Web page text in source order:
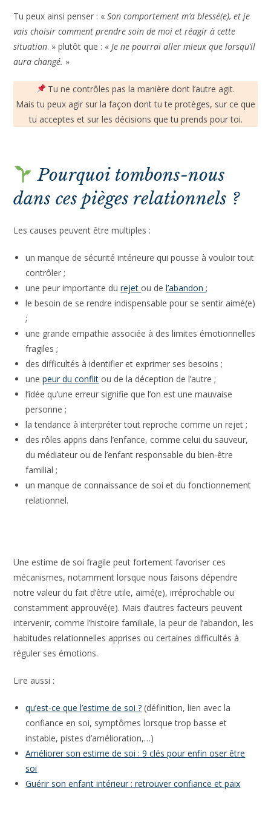
Tu peux ainsi penser : «Son comportement m’a blessé(e), et je
vais choisir comment prendre soin de moi et réagir à cette
situation. » plutôt que : «Je ne pourrai aller mieux que lorsqu’il
aura changé. »
Tu ne contrôles pas la manière dont l’autre agit.
Mais tu peux agir sur la façon dont tu te protèges, sur ce que
tu acceptes et sur les décisions que tu prends pour toi.
Pourquoi tombons-nous
dans ces pièges relationnels ?
Les causes peuvent être multiples :
un manque de sécurité intérieure qui pousse à vouloir tout
contrôler ;
une peur importante durejetou del’abandon;
le besoin de se rendre indispensable pour se sentir aimé(e)
;
une grande empathie associée à des limites émotionnelles
fragiles ;
des difficultés à identifier et exprimer ses besoins ;
unepeur du conflit ou de la déception de l’autre ;
l’idée qu’une erreur signifie que l’on est une mauvaise
personne ;
la tendance à interpréter tout reproche comme un rejet ;
des rôles appris dans l’enfance, comme celui du sauveur,
du médiateur ou de l’enfant responsable du bien-être
familial ;
un manque de connaissance de soi et du fonctionnement
relationnel.
Une estime de soi fragile peut fortement favoriser ces
mécanismes, notamment lorsque nous faisons dépendre
constamment approuvé(e). Mais d’autres facteurs peuvent
habitudes relationnelles apprises ou certaines difficultés à
réguler ses émotions.
Lire aussi :
qu’est-ce que l’estime de soi ?(définition, lien avec la